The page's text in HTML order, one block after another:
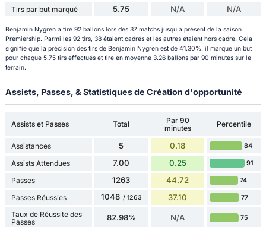
Tirs par but marqué 5.75 N/A N/A
Benjamin Nygren a tiré 92 ballons lors des 37 matchs jusqu'à présent de la saison
Premiership. Parmi les 92 tirs, 38 étaient cadrés et les autres étaient hors cadre. Cela
signifie que la précision des tirs de Benjamin Nygren est de 41.30%. il marque un but
pour chaque 5.75 tirs effectués et tire en moyenne 3.26 ballons par 90 minutes sur le
terrain.
Assists, Passes, & Statistiques de Création d'opportunité
Assists et Passes Total
Par 90
minutes
Percentile
Assistances 5 0.18 84
Assists Attendues 7.00 0.25 91
Passes 1263 44.72 74
Passes Réussies 1048 / 1263 37.10 77
Taux de Réussite des
Passes
82.98% N/A 75